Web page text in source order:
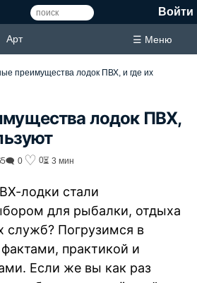
Войти
Арт ☰ Меню
преимущества лодок ПВХ, и где их
лодок ПВХ,
🗨 0 ♡ 0⏳ 3 мин
лодки стали
для рыбалки, отдыха
служб? Погрузимся в
практикой и
Если же вы как раз